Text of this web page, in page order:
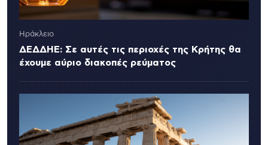
Ηράκλειο
ΔΕΔΔΗΕ: Σε αυτές τις περιοχές της Κρήτης θα
έχουμε αύριο διακοπές ρεύματος